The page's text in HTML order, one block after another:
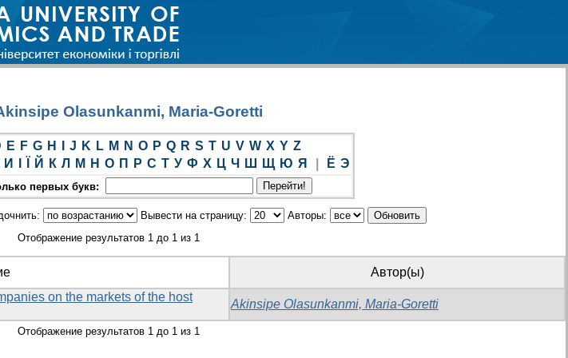
Olasunkanmi, Maria-Goretti
E F G H J K L M N O P Q R S T U V W X Y Z
И Й К Л М Н О П Р С Т У Ф Х Ц Ч Ш Щ Ю Я Ё Э
первых букв:
Вывести на страницу:
Авторы:
Отображение результатов 1 до 1 из 1
Автор(ы)
on the markets of the host
Akinsipe Olasunkanmi, Maria-Goretti
Отображение результатов 1 до 1 из 1